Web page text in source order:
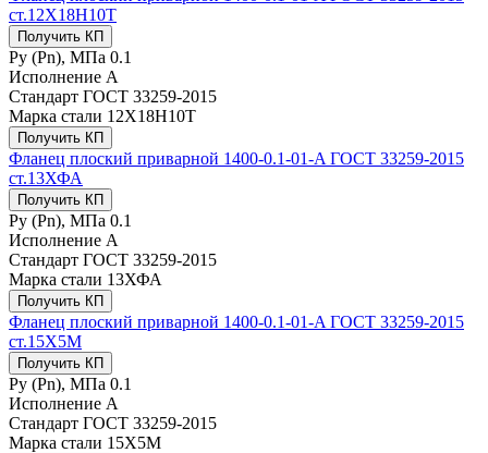
ст.12Х18Н10Т
Получить КП
Ру (Рn), МПа 0.1
Исполнение A
Стандарт ГОСТ 33259-2015
Марка стали 12Х18Н10Т
Получить КП
Фланец плоский приварной 1400-0.1-01-A ГОСТ 33259-2015
ст.13ХФА
Получить КП
Ру (Рn), МПа 0.1
Исполнение A
Стандарт ГОСТ 33259-2015
Марка стали 13ХФА
Получить КП
Фланец плоский приварной 1400-0.1-01-A ГОСТ 33259-2015
ст.15Х5М
Получить КП
Ру (Рn), МПа 0.1
Исполнение A
Стандарт ГОСТ 33259-2015
Марка стали 15Х5М